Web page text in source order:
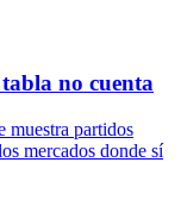
no cuenta
muestra partidos
mercados donde sí